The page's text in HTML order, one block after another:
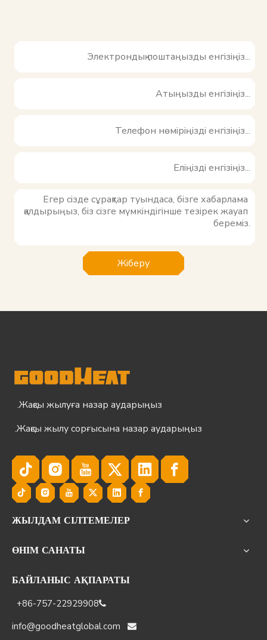
Жіберу
Жақсы жылуға назар аударыңыз.
Жақсы жылу сорғысына назар аударыңыз.
ЖЫЛДАМ СІЛТЕМЕЛЕР
ӨНІМ САНАТЫ
БАЙЛАНЫС АҚПАРАТЫ

+86-757-22929908

info@goodheatglobal.com